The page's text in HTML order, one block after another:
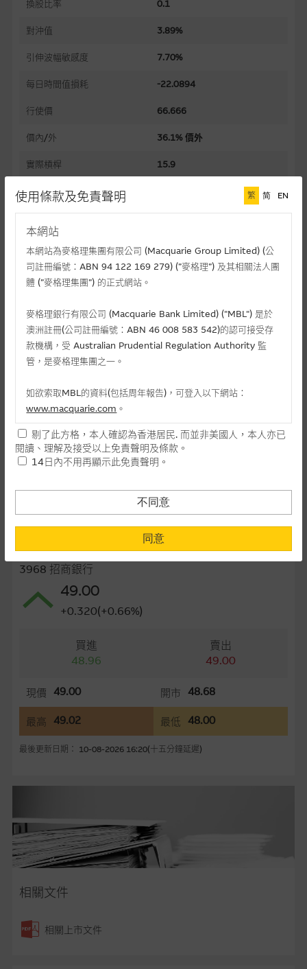
換股比率 0.1
對沖值 3.89%
引伸波幅敏感度 7.70%
每日時間值損耗 -22.0894
行使價 66.666
價內/外 36.1% 價外
實際槓桿 15.9
過去30日正股歷史波幅
溢價 36.30%
引伸波幅 74.50%
上市日(日-月-年) 24/12/2025
最後交易日(日-月-年) 24/08/2026
每手(份)
街貨量(百萬份) 0.09
街貨百分比 0.23%
相關資產資料
3968 招商銀行
49.00
+0.320(+0.66%)
買進
48.96
賣出
49.00
現價 49.00 開市 48.68
最高 49.02 最低 48.00
最後更新日期： 10-08-2026 16:20(十五分鐘延遲)
相關文件
相關上市文件
使用條款及免責聲明 繁 简 EN
本網站
本網站為麥格理集團有限公司 (Macquarie Group Limited) (公
司註冊編號：ABN 94 122 169 279) (”麥格理”) 及其相關法人團
體 (”麥格理集團”) 的正式網站。
麥格理銀行有限公司 (Macquarie Bank Limited) ("MBL") 是於
澳洲註冊(公司註冊編號：ABN 46 008 583 542)的認可接受存
款機構，受 Australian Prudential Regulation Authority 監
管，是麥格理集團之一。
如欲索取MBL的資料(包括周年報告)，可登入以下網站：
www.macquarie.com 。
本網站所載資料會隨時更改，而不作另行通知，如閣下欲取麥格
理的資料，可直接聯絡本集團職員。
民使用，並不提供或發售予美國人。本網站內容無意要約或唆使
閣下購買證券、基金單位或其他投資工具(不論在參考條款上或在
其他地方)，但清楚表明上述意圖的個別段落則屬例外。
提供網站內容的基準 – 使用時請考慮個人風險
供。惟麥格理集團並無核實所有網站內容，故就閣下的目的而
言，網站內容可能未必完整或準確。麥格理集團不會，亦沒有義
容所載的意見、預測及其他資料可予更改或刪除，而毋須作出通
任何指示價格報價、公開資料或分析是基於我們相信的假設及參
數而預備的，不構成我們提出的意見。所用假設及參數並非唯一
可以合理選擇到的，因此並不保證該類報價單、公開資料或分析
表現或回報將來會實現。過去業績並不保證將來表現。網站內容
而，麥格理集團不作陳述，亦不保證網站內容在任何用途上均完
及合時性負上責任，除非這是有關適用的的法律及/或法規所規
定。
網站內容不構成要約及徵求要約，或作為任何合約的根據，以購
準備的資料編製而成，但不包括麥格理集團職員所知的資料。
剔了此方格，本人確認為香港居民. 而並非美國人，本人亦已
閱讀、理解及接受以上免責聲明及條款。
14日內不用再顯示此免責聲明。
不同意
同意